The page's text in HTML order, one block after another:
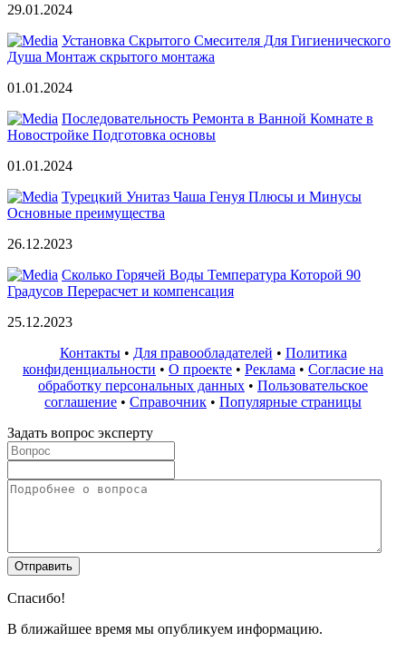
29.01.2024
Установка Скрытого Смесителя Для Гигиенического
Душа Монтаж скрытого монтажа
01.01.2024
Последовательность Ремонта в Ванной Комнате в
Новостройке Подготовка основы
01.01.2024
Турецкий Унитаз Чаша Генуя Плюсы и Минусы
Основные преимущества
26.12.2023
Сколько Горячей Воды Температура Которой 90
Градусов Перерасчет и компенсация
25.12.2023
Контакты• Для правообладателей • Политика
конфиденциальности • О проекте • Реклама • Согласие на
обработку персональных данных • Пользовательское
соглашение • Справочник • Популярные страницы
Задать вопрос эксперту
Спасибо!
В ближайшее время мы опубликуем информацию.